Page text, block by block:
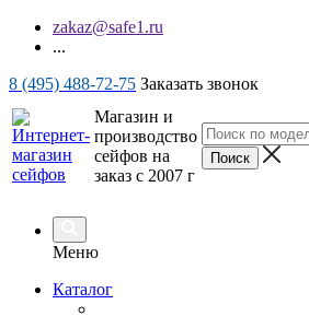
zakaz@safe1.ru
...
8 (495) 488-72-75 Заказать звонок
Магазин и
производство
сейфов на
заказ с 2007 г
Меню
Каталог